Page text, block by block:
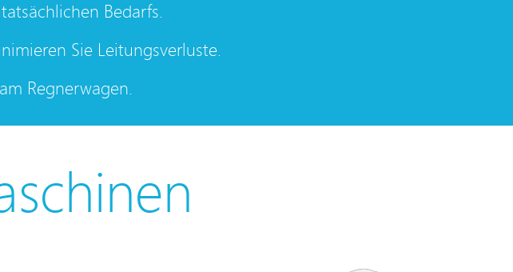
Bedarfs.
Sie Leitungsverluste.
Regnerwagen.